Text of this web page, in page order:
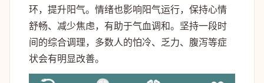
环，提升阳气。情绪也影响阳气运行，保持心情
舒畅、减少焦虑，有助于气血调和。坚持一段时
间的综合调理，多数人的怕冷、乏力、腹泻等症
状会有明显改善。